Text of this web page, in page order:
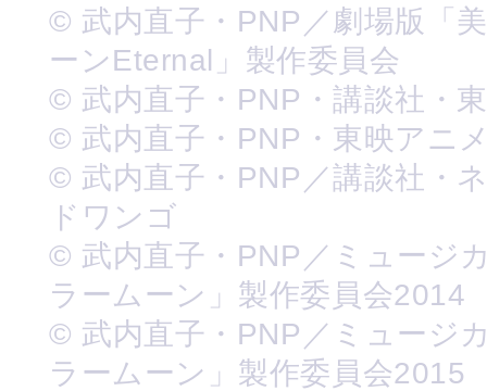
© 武内直子・PNP／劇場版「
ーンEternal」製作委員会
© 武内直子・PNP・講談社・
© 武内直子・PNP・東映アニ
© 武内直子・PNP／講談社・
ドワンゴ
© 武内直子・PNP／ミュージ
ラームーン」製作委員会2014
© 武内直子・PNP／ミュージ
ラームーン」製作委員会2015